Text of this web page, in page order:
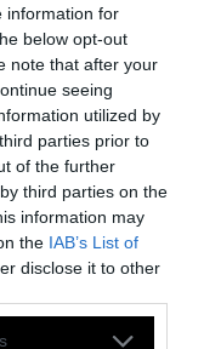
information for
below opt-out
note that after your
seeing
utilized by
parties prior to
of the further
third parties on the
information may
the IAB’s List of
disclose it to other
(9 - 11/12),
Απίθανοι (28
και Ραλφ
φέρνει
Κήπος σε Α’
Αστερίξ: Το
(26/12), Μπομπ